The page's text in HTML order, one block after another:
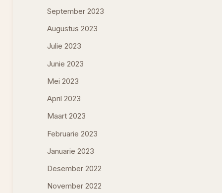
September 2023
Augustus 2023
Julie 2023
Junie 2023
Mei 2023
April 2023
Maart 2023
Februarie 2023
Januarie 2023
Desember 2022
November 2022